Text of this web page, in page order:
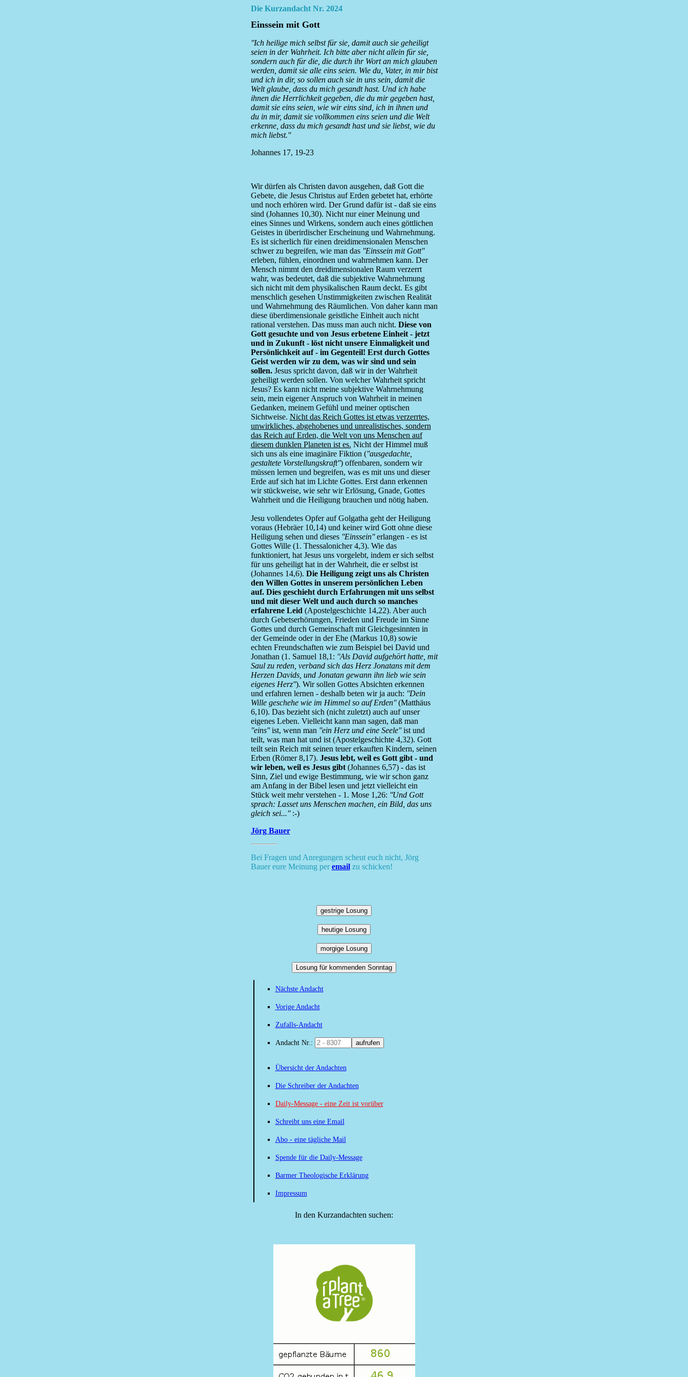
Die Kurzandacht Nr. 2024
Einssein mit Gott
''Ich heilige mich selbst für sie, damit auch sie geheiligt
seien in der Wahrheit. Ich bitte aber nicht allein für sie,
sondern auch für die, die durch ihr Wort an mich glauben
werden, damit sie alle eins seien. Wie du, Vater, in mir bist
und ich in dir, so sollen auch sie in uns sein, damit die
Welt glaube, dass du mich gesandt hast. Und ich habe
ihnen die Herrlichkeit gegeben, die du mir gegeben hast,
damit sie eins seien, wie wir eins sind, ich in ihnen und
du in mir, damit sie vollkommen eins seien und die Welt
erkenne, dass du mich gesandt hast und sie liebst, wie du
mich liebst.''
Johannes 17, 19-23
Wir dürfen als Christen davon ausgehen, daß Gott die
Gebete, die Jesus Christus auf Erden gebetet hat, erhörte
und noch erhören wird. Der Grund dafür ist - daß sie eins
sind (Johannes 10,30). Nicht nur einer Meinung und
eines Sinnes und Wirkens, sondern auch eines göttlichen
Geistes in überirdischer Erscheinung und Wahrnehmung.
Es ist sicherlich für einen dreidimensionalen Menschen
schwer zu begreifen, wie man das ''Einssein mit Gott''
erleben, fühlen, einordnen und wahrnehmen kann. Der
Mensch nimmt den dreidimensionalen Raum verzerrt
wahr, was bedeutet, daß die subjektive Wahrnehmung
sich nicht mit dem physikalischen Raum deckt. Es gibt
menschlich gesehen Unstimmigkeiten zwischen Realität
und Wahrnehmung des Räumlichen. Von daher kann man
diese überdimensionale geistliche Einheit auch nicht
rational verstehen. Das muss man auch nicht. Diese von
Gott gesuchte und von Jesus erbetene Einheit - jetzt
und in Zukunft - löst nicht unsere Einmaligkeit und
Persönlichkeit auf - im Gegenteil! Erst durch Gottes
Geist werden wir zu dem, was wir sind und sein
sollen.Jesus spricht davon, daß wir in der Wahrheit
geheiligt werden sollen. Von welcher Wahrheit spricht
Jesus? Es kann nicht meine subjektive Wahrnehmung
sein, mein eigener Anspruch von Wahrheit in meinen
Gedanken, meinem Gefühl und meiner optischen
Sichtweise. Nicht das Reich Gottes ist etwas verzerrtes,
unwirkliches, abgehobenes und unrealistisches, sondern
das Reich auf Erden, die Welt von uns Menschen auf
diesem dunklen Planeten ist es. Nicht der Himmel muß
sich uns als eine imaginäre Fiktion (''ausgedachte,
gestaltete Vorstellungskraft'') offenbaren, sondern wir
müssen lernen und begreifen, was es mit uns und dieser
Erde auf sich hat im Lichte Gottes. Erst dann erkennen
wir stückweise, wie sehr wir Erlösung, Gnade, Gottes
Wahrheit und die Heiligung brauchen und nötig haben.
Jesu vollendetes Opfer auf Golgatha geht der Heiligung
voraus (Hebräer 10,14) und keiner wird Gott ohne diese
Heiligung sehen und dieses ''Einssein''erlangen - es ist
Gottes Wille (1. Thessalonicher 4,3). Wie das
funktioniert, hat Jesus uns vorgelebt, indem er sich selbst
für uns geheiligt hat in der Wahrheit, die er selbst ist
(Johannes 14,6). Die Heiligung zeigt uns als Christen
den Willen Gottes in unserem persönlichen Leben
auf. Dies geschieht durch Erfahrungen mit uns selbst
und mit dieser Welt und auch durch so manches
erfahrene Leid (Apostelgeschichte 14,22). Aber auch
durch Gebetserhörungen, Frieden und Freude im Sinne
Gottes und durch Gemeinschaft mit Gleichgesinnten in
der Gemeinde oder in der Ehe (Markus 10,8) sowie
echten Freundschaften wie zum Beispiel bei David und
Jonathan (1. Samuel 18,1: ''Als David aufgehört hatte, mit
Saul zu reden, verband sich das Herz Jonatans mit dem
Herzen Davids, und Jonatan gewann ihn lieb wie sein
eigenes Herz''). Wir sollen Gottes Absichten erkennen
und erfahren lernen - deshalb beten wir ja auch: ''Dein
Wille geschehe wie im Himmel so auf Erden''(Matthäus
6,10). Das bezieht sich (nicht zuletzt) auch auf unser
eigenes Leben. Vielleicht kann man sagen, daß man
''eins''ist, wenn man ''ein Herz und eine Seele''ist und
teilt, was man hat und ist (Apostelgeschichte 4,32). Gott
teilt sein Reich mit seinen teuer erkauften Kindern, seinen
Erben (Römer 8,17). Jesus lebt, weil es Gott gibt - und
wir leben, weil es Jesus gibt(Johannes 6,57) - das ist
Sinn, Ziel und ewige Bestimmung, wie wir schon ganz
am Anfang in der Bibel lesen und jetzt vielleicht ein
Stück weit mehr verstehen - 1. Mose 1,26: ''Und Gott
sprach: Lasset uns Menschen machen, ein Bild, das uns
gleich sei...'':-)
Jörg Bauer
Bei Fragen und Anregungen scheut euch nicht, Jörg
Bauer eure Meinung peremailzu schicken!
gestrige Losung
heutige Losung
morgige Losung
Losung für kommenden Sonntag
Nächste Andacht
Vorige Andacht
Zufalls-Andacht
Andacht Nr.: aufrufen
Übersicht der Andachten
Die Schreiber der Andachten
Daily-Message - eine Zeit ist vorüber
Schreibt uns eine Email
Abo - eine tägliche Mail
Spende für die Daily-Message
Barmer Theologische Erklärung
Impressum
In den Kurzandachten suchen: